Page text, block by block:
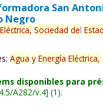
San
Negro
Eléctrica, Sociedad del
Agua y Energía Eléctrica,
disponibles para
A282/v.4 (1).